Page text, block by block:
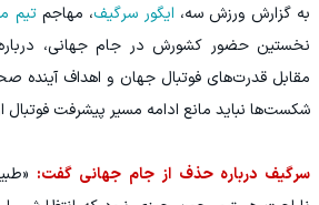
به گزارش ورزش سه، ایگور سرگیف، مهاجمتیم
نخستین حضور کشورش در جام جهانی، درباره
مقابل قدرت‌های فوتبال جهان و اهداف آینده
شکست‌ها نباید مانع ادامه مسیر پیشرفت فوتبال
سرگیف درباره حذف از جام جهانی گفت: